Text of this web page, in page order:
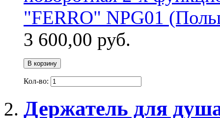
3 600,00 руб.
В корзину
Кол-во:
Держатель для